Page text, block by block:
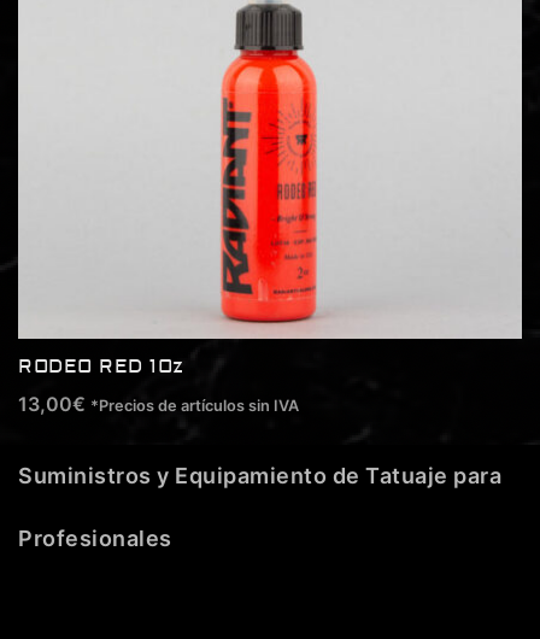
RODEO RED 1Oz
13,00€ *Precios de artículos sin IVA
Suministros y Equipamiento de Tatuaje para
Profesionales